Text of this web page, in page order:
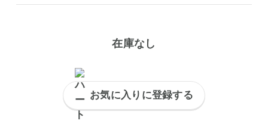
在庫なし
お気に入りに登録する